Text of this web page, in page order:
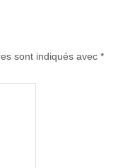
sont indiqués avec *